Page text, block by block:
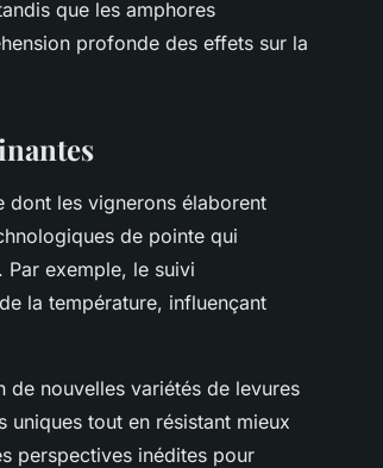
que les amphores
profonde des effets sur la
dont les vignerons élaborent
de pointe qui
exemple, le suivi
la température, influençant
nouvelles variétés de levures
tout en résistant mieux
perspectives inédites pour